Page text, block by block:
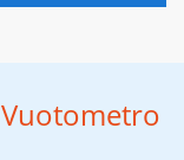
Vuotometro